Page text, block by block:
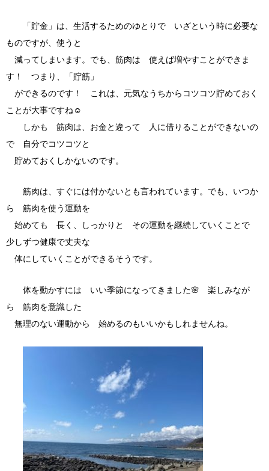
「貯金」は、生活するためのゆとりで いざという時に必要な
ものですが、使うと
減ってしまいます。でも、筋肉は 使えば増やすことができま
す！ つまり、「貯筋」
ができるのです！ これは、元気なうちからコツコツ貯めておく
ことが大事ですね☺
しかも 筋肉は、お金と違って 人に借りることができないの
で 自分でコツコツと
貯めておくしかないのです。
筋肉は、すぐには付かないとも言われています。でも、いつか
ら 筋肉を使う運動を
始めても 長く、しっかりと その運動を継続していくことで
少しずつ健康で丈夫な
体にしていくことができるそうです。
体を動かすには いい季節になってきました🌸 楽しみなが
ら 筋肉を意識した
無理のない運動から 始めるのもいいかもしれませんね。